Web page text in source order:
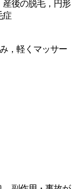
後の脱毛，円形
症
，軽くマッサー